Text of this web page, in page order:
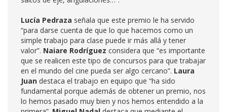
Lucía Pedraza señala que este premio le ha servido
“para darse cuenta de que lo que hacemos como un
simple trabajo para clase puede ir más allá y tener
valor”. Naiare Rodríguez considera que “es importante
que se realicen este tipo de concursos para que trabajar
en el mundo del cine pueda ser algo cercano”. Laura
Juan destaca el trabajo en equipo que “ha sido
fundamental porque además de obtener un premio, nos
lo hemos pasado muy bien y nos hemos entendido a la